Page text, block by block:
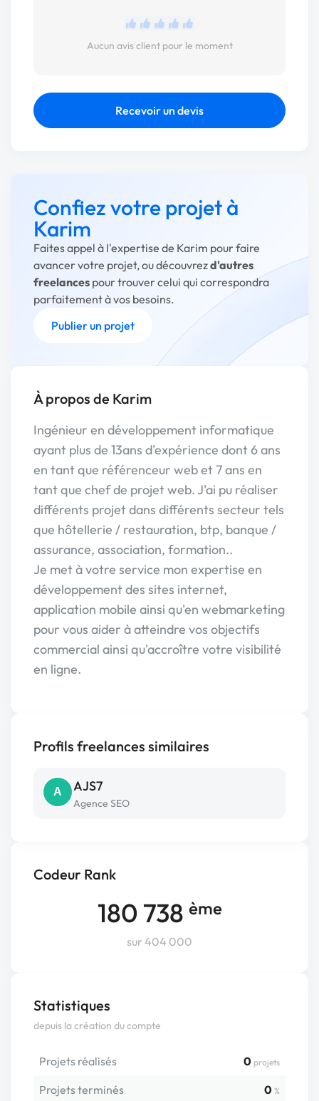
Aucun avis client pour le moment
Recevoir un devis
Codeur Rank
180 738 ème
sur 404 000
Statistiques
depuis la création du compte
Projets réalisés 0 projets
Projets terminés 0 %
Confiez votre projet à
Karim
Faites appel à l'expertise de Karim pour faire
avancer votre projet, ou découvrezd'autres
freelances pour trouver celui qui correspondra
parfaitement à vos besoins.
Publier un projet
À propos de Karim
Ingénieur en développement informatique
ayant plus de 13ans d'expérience dont 6 ans
en tant que référenceur web et 7 ans en
tant que chef de projet web. J'ai pu réaliser
différents projet dans différents secteur tels
que hôtellerie / restauration, btp, banque /
assurance, association, formation..
Je met à votre service mon expertise en
développement des sites internet,
application mobile ainsi qu'en webmarketing
pour vous aider à atteindre vos objectifs
commercial ainsi qu'accroître votre visibilité
en ligne.
Profils freelances similaires
A AJS7
Agence SEO